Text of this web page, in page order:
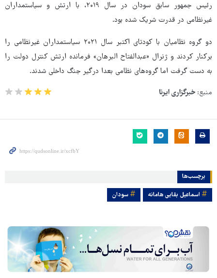
رئیس جمهور سابق سودان در سال ۲۰۱۹، با ارتش و سیاستمداران
غیرنظامی در قدرت شریک شده بود.
دو گروه نظامیان با کودتای اکتبر سال ۲۰۲۱ سیاستمداران غیرنظامی را
برکنار کردند و ژنرال «عبدالفتاح البرهان» فرمانده ارتش کنترل دولت را
به دست گرفت اما گروه‌های نظامی بعدا درگیر جنگ داخلی شدند.
منبع: خبرگزاری ایرنا
برچسب‌ها
اسماعیل بقایی هامانه سودان